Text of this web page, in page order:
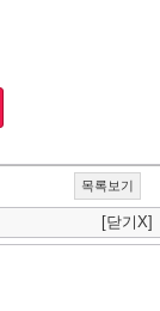
목록보기
[닫기X]